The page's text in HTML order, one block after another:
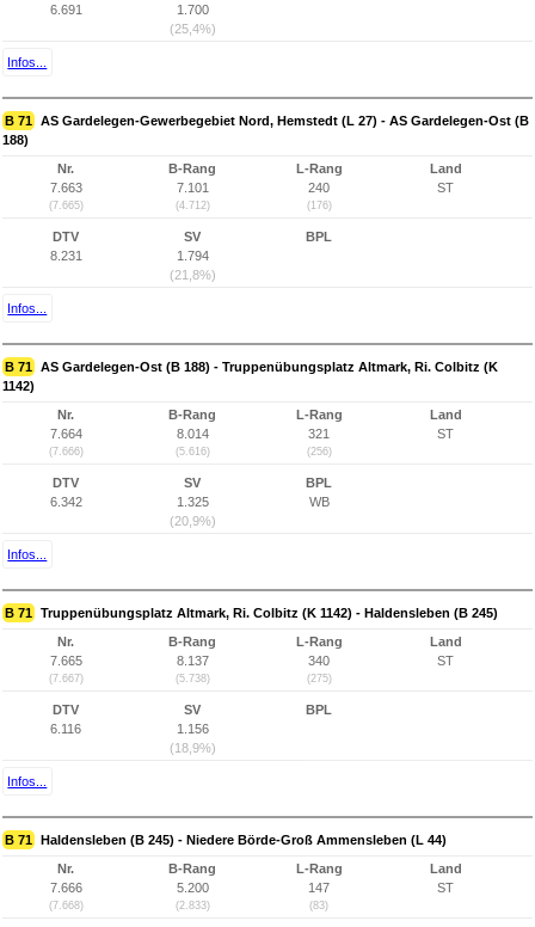
6.691
1.700
(25,4%)
Infos...
B 71 AS Gardelegen-Gewerbegebiet Nord, Hemstedt (L 27) - AS Gardelegen-Ost (B
188)
Nr.
7.663
(7.665)
B-Rang
7.101
(4.712)
L-Rang
240
(176)
Land
ST
DTV
8.231
SV
1.794
(21,8%)
BPL
Infos...
B 71 AS Gardelegen-Ost (B 188) - Truppenübungsplatz Altmark, Ri. Colbitz (K
1142)
Nr.
7.664
(7.666)
B-Rang
8.014
(5.616)
L-Rang
321
(256)
Land
ST
DTV
6.342
SV
1.325
(20,9%)
BPL
WB
Infos...
B 71 Truppenübungsplatz Altmark, Ri. Colbitz (K 1142) - Haldensleben (B 245)
Nr.
7.665
(7.667)
B-Rang
8.137
(5.738)
L-Rang
340
(275)
Land
ST
DTV
6.116
SV
1.156
(18,9%)
BPL
Infos...
B 71 Haldensleben (B 245) - Niedere Börde-Groß Ammensleben (L 44)
Nr.
7.666
(7.668)
B-Rang
5.200
(2.833)
L-Rang
147
(83)
Land
ST